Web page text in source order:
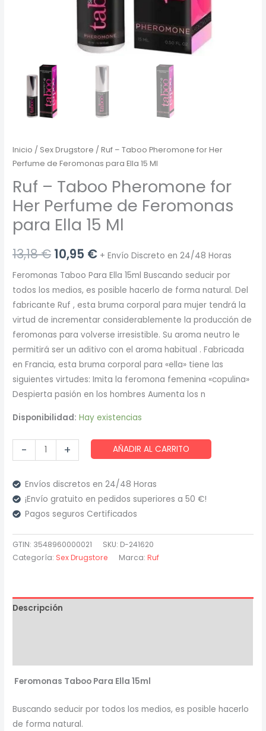
Inicio / Sex Drugstore / Ruf – Taboo Pheromone for Her
Perfume de Feromonas para Ella 15 Ml
Ruf – Taboo Pheromone for
Her Perfume de Feromonas
para Ella 15 Ml
13,18€ El
precio
original
era:
13,18 €.
10,95 €El
precio
actual
es:
10,95 €.
+ Envío Discreto en 24/48 Horas
Feromonas Taboo Para Ella 15ml Buscando seducir por
todos los medios, es posible hacerlo de forma natural. Del
fabricante Ruf , esta bruma corporal para mujer tendrá la
virtud de incrementar considerablemente la producción de
feromonas para volverse irresistible. Su aroma neutro le
permitirá ser un aditivo con el aroma habitual . Fabricada
en Francia, esta bruma corporal para «ella» tiene las
siguientes virtudes: Imita la feromona femenina «copulina»
Despierta pasión en los hombres Aumenta los n
Disponibilidad: Hay existencias
-
-
Pheromone
for
Her
Perfume
de
Feromonas
Ella
15
+ AÑADIR AL CARRITO
Envíos discretos en 24/48 Horas
¡Envío gratuito en pedidos superiores a 50 €!
Pagos seguros Certificados
GTIN: 3548960000021 SKU: D-241620
Categoría: Sex Drugstore Marca:Ruf
Descripción
Feromonas Taboo Para Ella 15ml
Buscando seducir por todos los medios, es posible hacerlo
de forma natural.